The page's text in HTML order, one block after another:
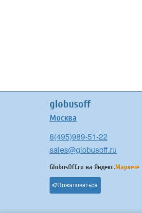
globusoff
Москва
8(495)989-51-22
sales@globusoff.ru
GlobusOff.ru на Яндекс.Маркете
Пожаловаться